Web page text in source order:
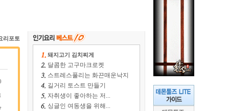
리포토
돼지고기 김치찌게
달콤한 고구마크로켓
스트레스풀리는 화끈매운낙지
길거리 토스트 만들기
자취생이 좋아하는 저...
싱글인 여동생을 위해...